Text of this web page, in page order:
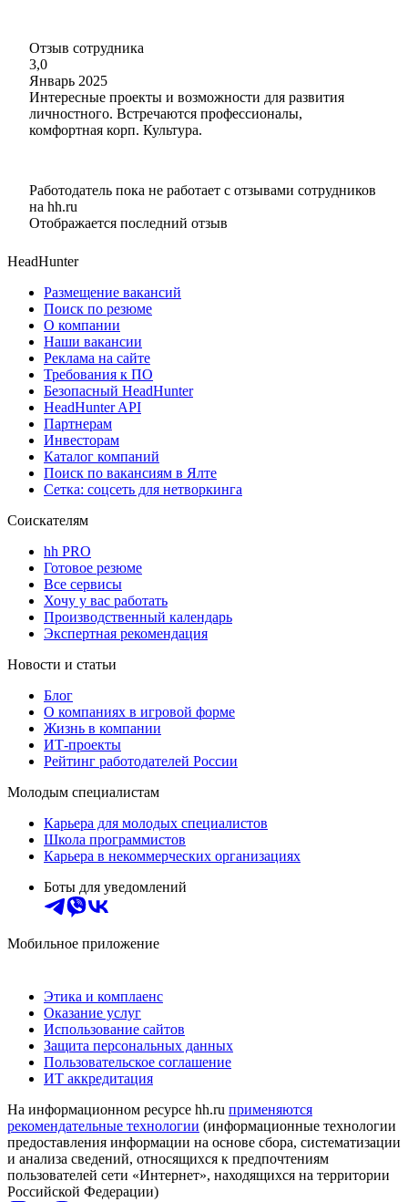
Отзыв сотрудника
3,0
Январь 2025
Интересные проекты и возможности для развития
личностного. Встречаются профессионалы,
комфортная корп. Культура.
Работодатель пока не работает с отзывами сотрудников
на hh.ru
Отображается последний отзыв
HeadHunter
Размещение вакансий
Поиск по резюме
О компании
Наши вакансии
Реклама на сайте
Требования к ПО
Безопасный HeadHunter
HeadHunter API
Партнерам
Инвесторам
Каталог компаний
Поиск по вакансиям в Ялте
Сетка: соцсеть для нетворкинга
Соискателям
hh PRO
Готовое резюме
Все сервисы
Хочу у вас работать
Производственный календарь
Экспертная рекомендация
Новости и статьи
Блог
О компаниях в игровой форме
Жизнь в компании
ИТ-проекты
Рейтинг работодателей России
Молодым специалистам
Карьера для молодых специалистов
Школа программистов
Карьера в некоммерческих организациях
Боты для уведомлений
Мобильное приложение
Этика и комплаенс
Оказание услуг
Использование сайтов
Защита персональных данных
Пользовательское соглашение
ИТ аккредитация
На информационном ресурсе hh.ru применяются
рекомендательные технологии (информационные технологии
предоставления информации на основе сбора, систематизации
и анализа сведений, относящихся к предпочтениям
пользователей сети «Интернет», находящихся на территории
Российской Федерации)